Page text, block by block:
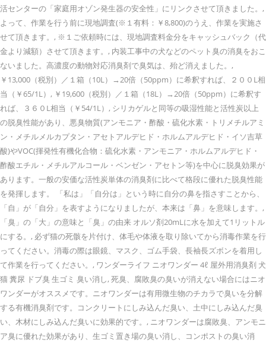
活センターの「家庭用オゾン発生器の安全性」にリンクさせて頂きました。,
よって、作業を行う前に現地調査(※１有料：￥8,800)のうえ、作業を実施さ
せて頂きます。, ※１ご依頼時には、現地調査料金分をキャッシュバック（代
金より減額）させて頂きます。, 内装工事中の犬などのペット臭の消臭をおこ
ないました。高濃度の動物対応消臭剤で臭気は、殆ど消えました。,
￥13,000（税別）／１箱（10L）→20倍（50ppm）に希釈すれば、２００L相
当（￥65/1L）, ￥19,600（税別）／１箱（18L）→20倍（50ppm）に希釈す
れば、３６０L相当（￥54/1L）, シリカゲルと同等の吸湿性能と活性炭以上
の脱臭性能があり、悪臭物質(アンモニア・酢酸・硫化水素・トリメチルアミ
ン・メチルメルカプタン・アセトアルデヒド・ホルムアルデヒド・イソ吉草
酸)やVOC(揮発性有機化合物：硫化水素・アンモニア・ホルムアルデヒド・
酢酸エチル・メチルアルコール・ベンゼン・アセトン等)を中心に脱臭効果が
あります。一般の安価な活性炭単体の消臭剤に比べて格段に優れた脱臭性能
を発揮します。 「私は」「自分は」という時に自分の鼻を指さすことから、
「自」が「自分」を表すようになりましたが、本来は「鼻」を意味します。,
「臭」の「大」の意味と「臭」の由来 オルソ剤20mLに水を加えて1リットル
にする。, 必ず猫の死骸を片付け、体毛や体液を取り除いてから消毒作業を行
ってください。消毒の際は眼鏡、マスク、ゴム手袋、長袖長ズボンを着用し
て作業を行ってください。, ワンダーライフ ニオワンダー 4ℓ 屋外用消臭剤 犬
猫 糞尿 ドブ臭 生ゴミ 臭い消し, 死臭、腐敗臭の臭いが消えない場合にはニオ
ワンダーがオススメです。ニオワンダーは有用微生物のチカラで臭いを分解
する有機消臭剤です。コンクリートにしみ込んだ臭い、土中にしみ込んだ臭
い、木材にしみ込んだ臭いに効果的です。, ニオワンダーは腐敗臭、アンモニ
ア臭に優れた効果があり、生ゴミ置き場の臭い消し、コンポストの臭い消